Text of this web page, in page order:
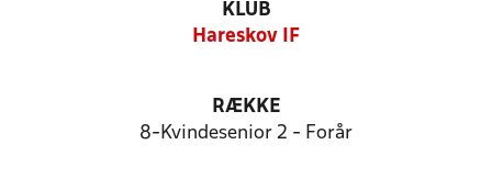
KLUB
Hareskov IF
RÆKKE
8-Kvindesenior 2 - Forår